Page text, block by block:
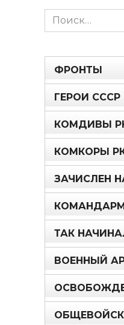
Search
for:
ФРОНТЫ
ГЕРОИ СССР
КОМДИВЫ
КОМКОРЫ
ЗАЧИСЛЕН
ТАК
ВОЕННЫЙ